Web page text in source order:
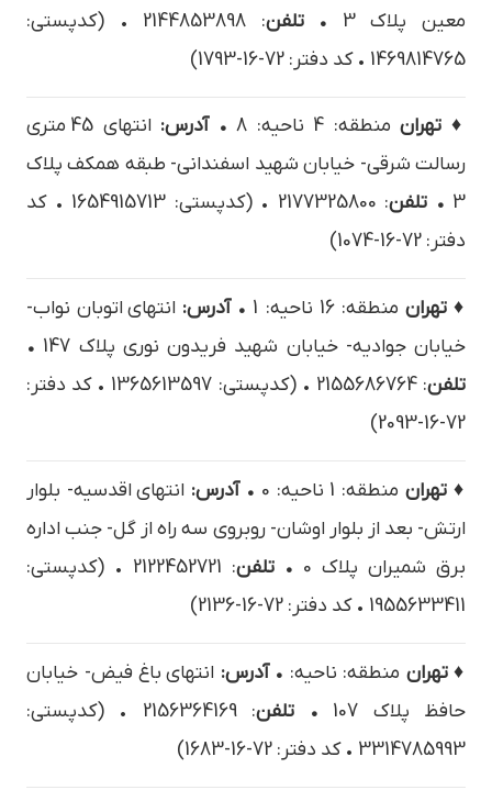
معین پلاک 3
• تلفن
: 2144853898 • (کدپستی:
1469814765 • کد دفتر: 72-16-1793)
♦ تهران منطقه: 4 ناحیه: 8 • آدرس:
انتهاي 45 متري
رسالت شرقي- خيابان شهيد اسفنداني- طبقه همکف پلاک
3 • تلفن
: 2177325800 • (کدپستی: 1654915713 • کد
دفتر: 72-16-1074)
♦ تهران منطقه: 16 ناحیه: 1 • آدرس: انتهاي اتوبان نواب-
خيابان جواديه- خيابان شهيد فريدون نوري پلاک 147
•
تلفن
: 2155686764 • (کدپستی: 1365613597 • کد دفتر:
72-16-2093)
♦ تهران منطقه: 1 ناحیه: 0 • آدرس: انتهاي اقدسيه- بلوار
ارتش- بعد از بلوار اوشان- روبروي سه راه از گل- جنب اداره
برق شمیران پلاک 0
• تلفن
: 2122452721 • (کدپستی:
1955633411 • کد دفتر: 72-16-2136)
♦ تهران منطقه: ناحیه: • آدرس: انتهاي باغ فيض- خيابان
حافظ پلاک 107
• تلفن
: 2156364169 • (کدپستی:
3314785993 • کد دفتر: 72-16-1683)